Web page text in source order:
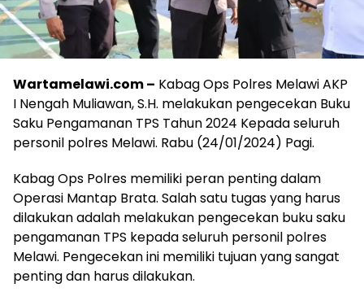
Wartamelawi.com – Kabag Ops Polres Melawi AKP
I Nengah Muliawan, S.H. melakukan pengecekan Buku
Saku Pengamanan TPS Tahun 2024 Kepada seluruh
personil polres Melawi. Rabu (24/01/2024) Pagi.
Kabag Ops Polres memiliki peran penting dalam
Operasi Mantap Brata. Salah satu tugas yang harus
dilakukan adalah melakukan pengecekan buku saku
pengamanan TPS kepada seluruh personil polres
Melawi. Pengecekan ini memiliki tujuan yang sangat
penting dan harus dilakukan.